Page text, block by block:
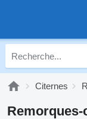
Citernes